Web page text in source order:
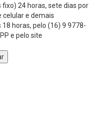
24 horas, sete dias por
celular e demais
horas, pelo (16) 9 9778-
e pelo site